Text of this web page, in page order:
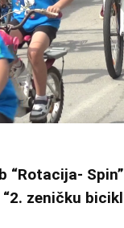
“Rotacija-
zeničku